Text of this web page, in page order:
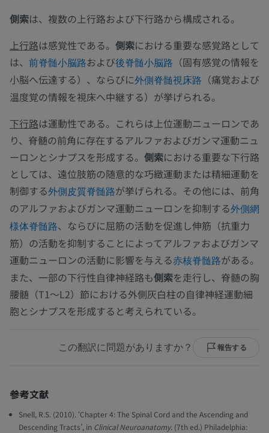
側索は、複数の上行路および下行路から構成される。
上行路は感覚性である。 側索における重要な感覚路として
は、 前脊髄小脳路および後脊髄小脳路 （固有感覚の情報を
小脳へ伝達する）、ならびに外側脊髄視床路 （痛覚および
温度覚の情報を視床へ中継する）が挙げられる。
下行路は運動性である。これらは上位運動ニューロンであ
り、脊髄の前角に存在するアルファおよびガンマ運動ニュ
ーロンとシナプスを形成する。 側索における重要な下行路
としては、遠位肢筋の随意的な巧緻運動または精細運動を
制御する外側皮質脊髄路が挙げられる。その他には、前角
のアルファおよびガンマ運動ニューロンを抑制する外側網
様体脊髄路、ならびに屈筋の活動を促進し伸筋（抗重力
筋）の活動を抑制することによってアルファおよびガンマ
運動ニューロンの活動に影響を与える赤核脊髄路がある。
また、一部の下行性自律神経路も側索を走行し、脊髄の胸
腰髄（T1〜L2）節における外側灰白柱の自律神経運動細
胞とシナプスを形成すると考えられている。
この翻訳に問題がありますか？ 報告する
参考文献
Snell, R.S. (2010). ‘Chapter 4: The Spinal Cord and the Ascending and
Descending Tracts’, in Clinical Neuroanatomy. (7th ed.) Philadelphia: